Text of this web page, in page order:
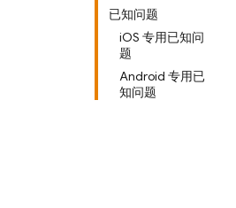
已知问题
iOS 专用已知问
题
Android 专用已
知问题